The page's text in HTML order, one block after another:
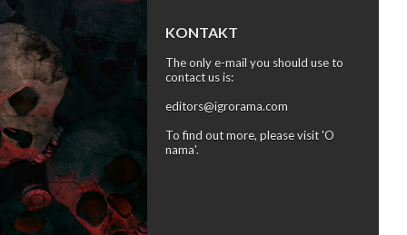
KONTAKT
The only e-mail you should use to
contact us is:
editors@igrorama.com
To find out more, please visit 'O
nama'.